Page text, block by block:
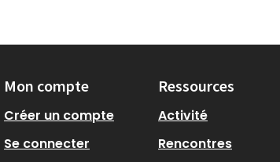
Mon compte
Créer un compte
Se connecter
Ressources
Activité
Rencontres